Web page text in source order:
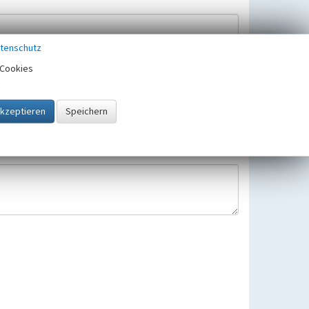
gespeichert und verwendet.
gültigen Europäischen